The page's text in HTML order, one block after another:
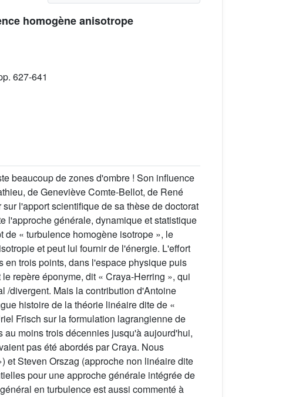
homogène anisotrope
627-641
beaucoup de zones d'ombre ! Son influence
de Geneviève Comte-Bellot, de René
l'apport scientifique de sa thèse de doctorat
l'approche générale, dynamique et statistique
de « turbulence homogène isotrope », le
et peut lui fournir de l'énergie. L'effort
trois points, dans l'espace physique puis
repère éponyme, dit « Craya-Herring », qui
/divergent. Mais la contribution d'Antoine
histoire de la théorie linéaire dite de «
Frisch sur la formulation lagrangienne de
moins trois décennies jusqu'à aujourd'hui,
pas été abordés par Craya. Nous
et Steven Orszag (approche non linéaire dite
pour une approche générale intégrée de
en turbulence est aussi commenté à